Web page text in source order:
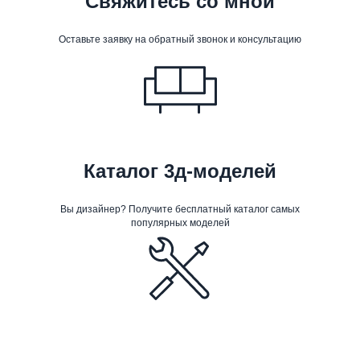
Оставьте заявку на обратный звонок и консультацию
Каталог 3д-моделей
Вы дизайнер? Получите бесплатный каталог самых
популярных моделей